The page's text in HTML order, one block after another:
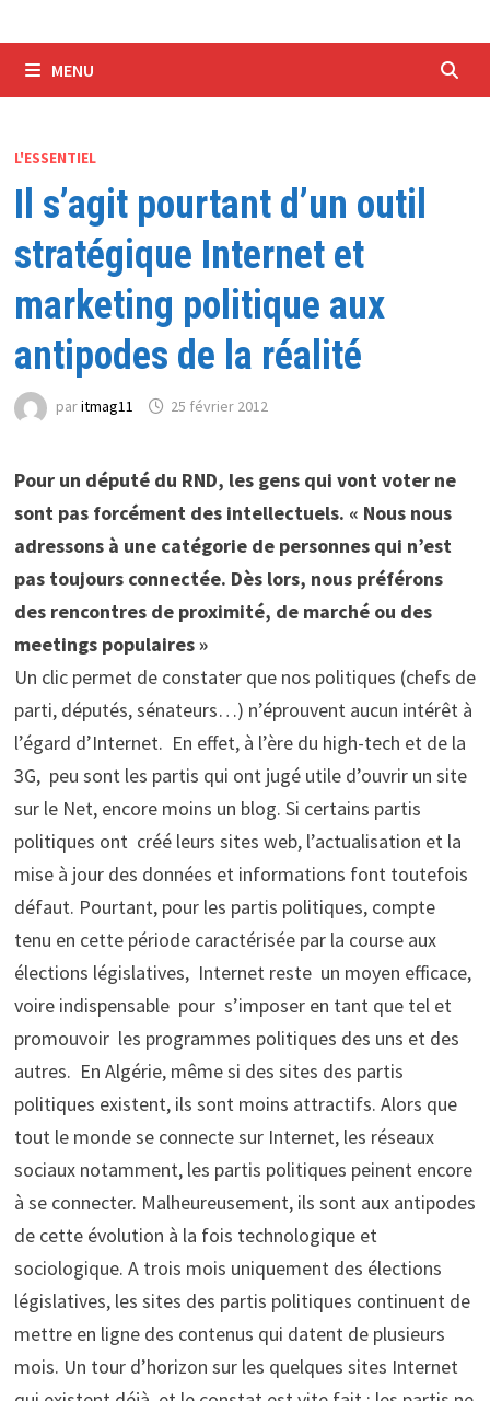
MENU
L'ESSENTIEL
Il s’agit pourtant d’un outil
stratégique Internet et
marketing politique aux
antipodes de la réalité
paritmag11 25 février 2012
Pour un député du RND, les gens qui vont voter ne
sont pas forcément des intellectuels. « Nous nous
adressons à une catégorie de personnes qui n’est
pas toujours connectée. Dès lors, nous préférons
des rencontres de proximité, de marché ou des
meetings populaires »
Un clic permet de constater que nos politiques (chefs de
parti, députés, sénateurs…) n’éprouvent aucun intérêt à
l’égard d’Internet. En effet, à l’ère du high-tech et de la
3G, peu sont les partis qui ont jugé utile d’ouvrir un site
sur le Net, encore moins un blog. Si certains partis
politiques ont créé leurs sites web, l’actualisation et la
mise à jour des données et informations font toutefois
défaut. Pourtant, pour les partis politiques, compte
tenu en cette période caractérisée par la course aux
élections législatives, Internet reste un moyen efficace,
voire indispensable pour s’imposer en tant que tel et
promouvoir les programmes politiques des uns et des
autres. En Algérie, même si des sites des partis
politiques existent, ils sont moins attractifs. Alors que
tout le monde se connecte sur Internet, les réseaux
sociaux notamment, les partis politiques peinent encore
à se connecter. Malheureusement, ils sont aux antipodes
de cette évolution à la fois technologique et
sociologique. A trois mois uniquement des élections
législatives, les sites des partis politiques continuent de
mettre en ligne des contenus qui datent de plusieurs
mois. Un tour d’horizon sur les quelques sites Internet